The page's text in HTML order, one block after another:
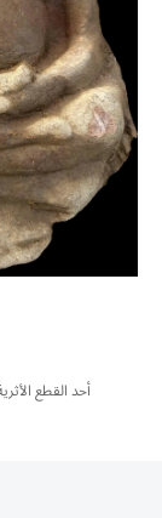
أحد القطع